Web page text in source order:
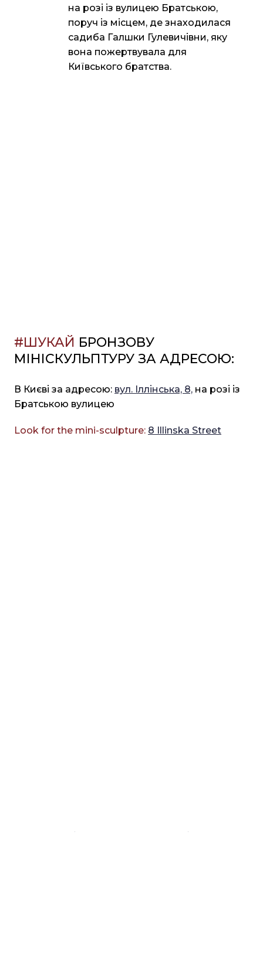
на розі із вулицею Братською,
поруч із місцем, де знаходилася
садиба Галшки Гулевичівни, яку
вона пожертвувала для
Київського братства.
#ШУКАЙ БРОНЗОВУ
МІНІСКУЛЬПТУРУ ЗА АДРЕСОЮ:
В Києві за адресою: вул. Іллінська, 8, на розі із
Братською вулицею
Look for the mini-sculpture: 8 Illinska Street